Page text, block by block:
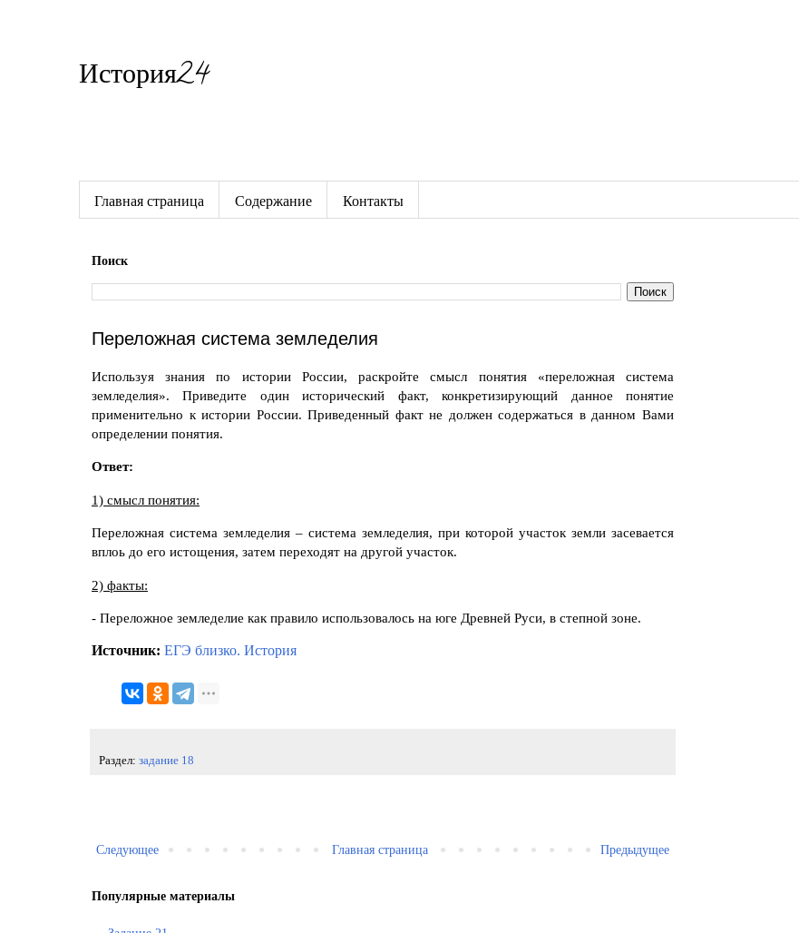
История24
Главная страница Содержание Контакты
Поиск
Переложная система земледелия
Используя знания по истории России, раскройте смысл понятия «переложная система
земледелия». Приведите один исторический факт, конкретизирующий данное понятие
применительно к истории России. Приведенный факт не должен содержаться в данном Вами
определении понятия.
Ответ:
1) смысл понятия:
Переложная система земледелия – система земледелия, при которой участок земли засевается
вплоь до его истощения, затем переходят на другой участок.
2) факты:
- Переложное земледелие как правило использовалось на юге Древней Руси, в степной зоне.
Источник: ЕГЭ близко. История
Раздел: задание 18
Следующее Предыдущее
Главная страница
Популярные материалы